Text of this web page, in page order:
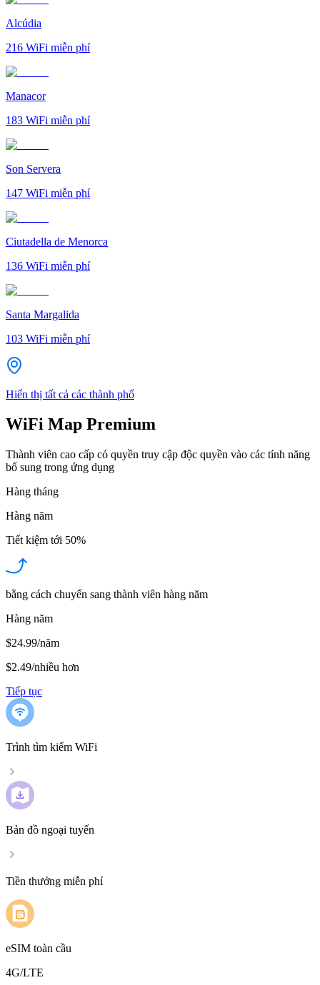
Alcúdia
216 WiFi miễn phí
Manacor
183 WiFi miễn phí
Son Servera
147 WiFi miễn phí
Ciutadella de Menorca
136 WiFi miễn phí
Santa Margalida
103 WiFi miễn phí
Hiển thị tất cả các thành phố
WiFi Map Premium
Thành viên cao cấp có quyền truy cập độc quyền vào các tính năng
bổ sung trong ứng dụng
Hàng tháng
Hàng năm
Tiết kiệm tới 50%
bằng cách chuyển sang thành viên hàng năm
Hàng năm
$24.99/năm
$2.49/nhiều hơn
Tiếp tục
Trình tìm kiếm WiFi
Bản đồ ngoại tuyến
Tiền thưởng miễn phí
eSIM toàn cầu
4G/LTE